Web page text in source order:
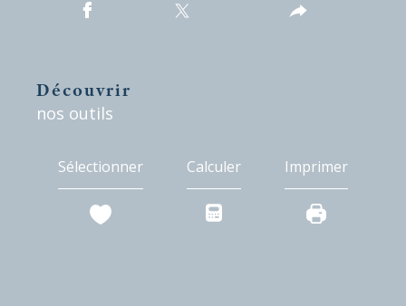
découvrir
nos outils
Sélectionner Calculer Imprimer